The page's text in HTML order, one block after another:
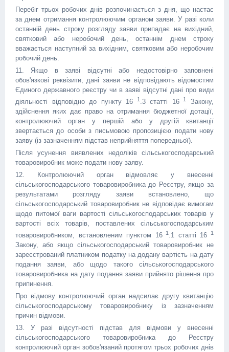
Перебіг трьох робочих днів розпочинається з дня, що настає
за днем отримання контролюючим органом заяви. У разі коли
останній день строку розгляду заяви припадає на вихідний,
святковий або неробочий день, останнім днем строку
вважається наступний за вихідним, святковим або неробочим
робочий день.
11. Якщо в заяві відсутні або недостовірно заповнені
обов'язкові реквізити, дані заяви не відповідають відомостям
Єдиного державного реєстру чи в заяві відсутні дані про види
діяльності відповідно до пункту 16 1.3 статті 161
Закону,
здійснення яких дає право на отримання бюджетної дотації,
контролюючий орган у першій або у другій квитанції
звертається до особи з письмовою пропозицією подати нову
заяву (із зазначенням підстав неприйняття попередньої).
Після усунення виявлених недоліків сільськогосподарський
товаровиробник може подати нову заяву.
12. Контролюючий орган відмовляє у внесенні
сільськогосподарського товаровиробника до Реєстру, якщо за
результатами розгляду заяви встановлено, що
сільськогосподарський товаровиробник не відповідає вимогам
щодо питомої ваги вартості сільськогосподарських товарів у
вартості всіх товарів, поставлених сільськогосподарським
товаровиробником, встановленим пунктом 161 .1 статті 16 1
Закону, або якщо сільськогосподарський товаровиробник не
зареєстрований платником податку на додану вартість на дату
подання заяви, або щодо такого сільськогосподарського
товаровиробника на дату подання заяви прийнято рішення про
припинення.
Про відмову контролюючий орган надсилає другу квитанцію
сільськогосподарському товаровиробнику із зазначенням
причин відмови.
13. У разі відсутності підстав для відмови у внесенні
сільськогосподарського товаровиробника до Реєстру
контролюючий орган зобов'язаний протягом трьох робочих днів